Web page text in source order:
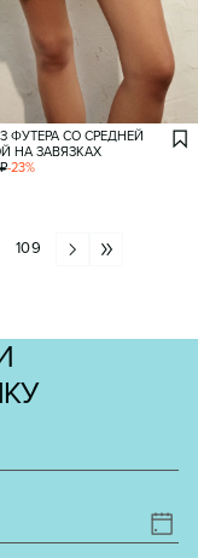
ФУТЕРА СО СРЕДНЕЙ
НА ЗАВЯЗКАХ
₽-23%
109